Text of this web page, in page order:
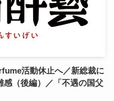
活動休止へ／新総裁に
感（後編）／「不遇の国父